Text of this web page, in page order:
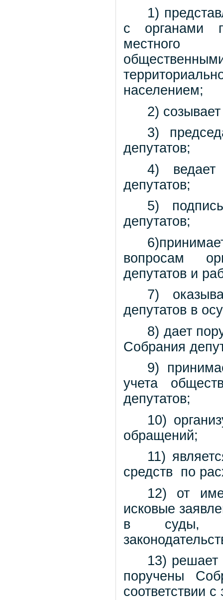
1)
с органами
местного
населением;
2)
3)
депутатов;
4) ведает
депутатов;
5)
депутатов;
вопросам
депутатов и
7)
депутатов в
8) дает
Собрания
9)
учета
депутатов;
10)
обращений;
11)
средств по
12) от
исковые
в суды, в
13) решает
поручены
соответствии